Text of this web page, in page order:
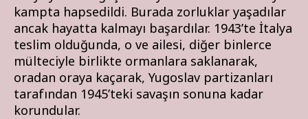
kampta hapsedildi. Burada zorluklar yaşadılar
ancak hayatta kalmayı başardılar. 1943’te İtalya
teslim olduğunda, o ve ailesi, diğer binlerce
mülteciyle birlikte ormanlara saklanarak,
oradan oraya kaçarak, Yugoslav partizanları
tarafından 1945’teki savaşın sonuna kadar
korundular.